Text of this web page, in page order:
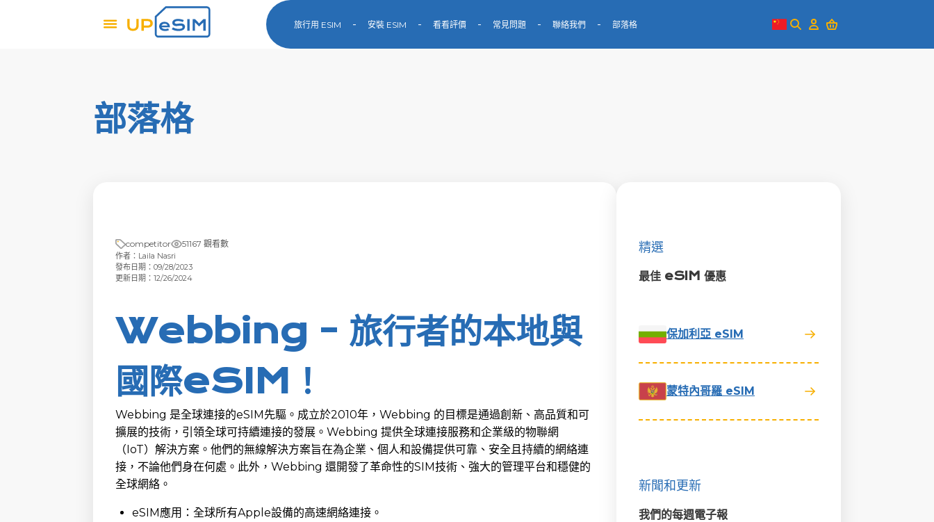
旅行用 ESIM 安裝 ESIM 看看評價 常見問題 聯絡我們 部落格
部落格
competitor 51167 觀看數
作者：Laila Nasri
發布日期：09/28/2023
更新日期：12/26/2024
Webbing - 旅行者的本地與
國際eSIM！
Webbing 是全球連接的eSIM先驅。成立於2010年，Webbing 的目標是通過創新、高品質和可
擴展的技術，引領全球可持續連接的發展。Webbing 提供全球連接服務和企業級的物聯網
（IoT）解決方案。他們的無線解決方案旨在為企業、個人和設備提供可靠、安全且持續的網絡連
接，不論他們身在何處。此外，Webbing 還開發了革命性的SIM技術、強大的管理平台和穩健的
全球網絡。
eSIM應用：全球所有Apple設備的高速網絡連接。
精選
最佳 eSIM 優惠
保加利亞 eSIM
蒙特內哥羅 eSIM
新聞和更新
我們的每週電子報